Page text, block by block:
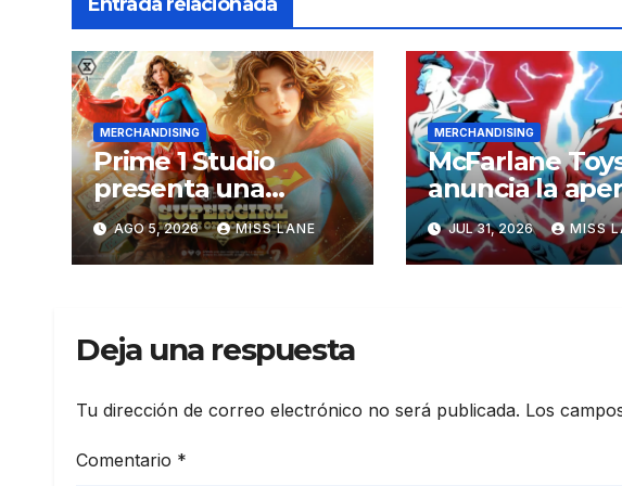
MERCHANDISING
Prime 1 Studio
presenta una
estatua de lujo de
«Supergirl: La Mujer
del Mañana»
AGO 5, 2026 MISS LANE
MERCHANDISING
McFarlane
anuncia la
de la preventa
las figuras de
«Superman
JUL 31, 2026 MISS
Deja una respuesta
Tu dirección de correo electrónico no será publicada. Los
Comentario *